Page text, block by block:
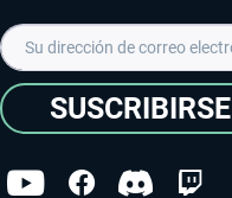
SUSCRIBIRSE